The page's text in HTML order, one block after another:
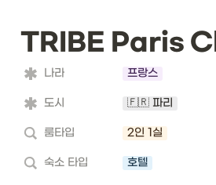
TRIBE Paris
나라 프랑스
도시 🇫🇷 파리
룸타입 2인 1실
숙소 타입 호텔